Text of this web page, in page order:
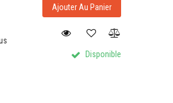
Ajouter Au Panier
Disponible